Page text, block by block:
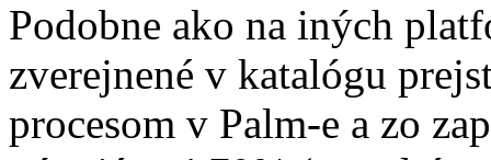
Podobne ako na iných
zverejnené v katalógu
procesom v Palm-e a zo